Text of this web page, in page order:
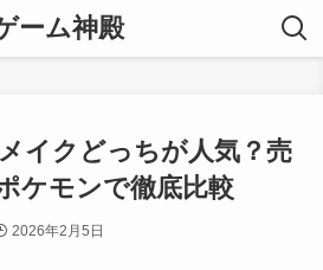
ーム神殿
イクどっちが人気？売
ケモンで徹底比較
2026年2月5日